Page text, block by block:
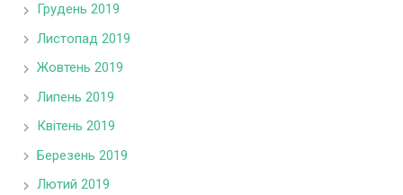
Грудень 2019
Листопад 2019
Жовтень 2019
Липень 2019
Квітень 2019
Березень 2019
Лютий 2019